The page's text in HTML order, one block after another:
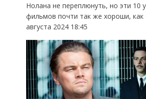
Нолана не переплюнуть, но эти 10
фильмов почти так же хороши, как
августа 2024 18:45